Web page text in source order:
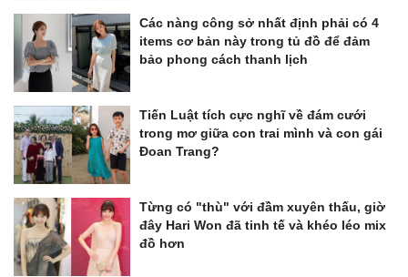
Các nàng công sở nhất định phải có 4
items cơ bản này trong tủ đồ để đảm
bảo phong cách thanh lịch
Tiến Luật tích cực nghĩ về đám cưới
trong mơ giữa con trai mình và con gái
Đoan Trang?
Từng có "thù" với đầm xuyên thấu, giờ
đây Hari Won đã tinh tế và khéo léo mix
đồ hơn